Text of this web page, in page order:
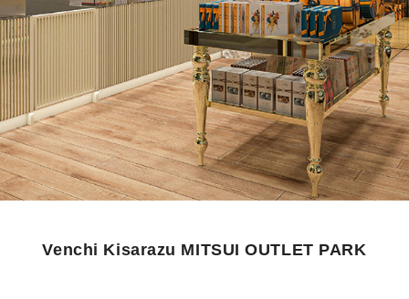
Venchi Kisarazu MITSUI OUTLET PARK